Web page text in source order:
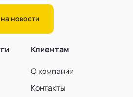
новости
Клиентам
О компании
Контакты